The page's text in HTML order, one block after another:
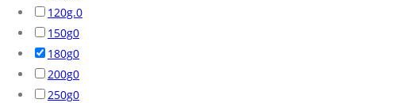
120g.0
150g0
180g0
200g0
250g0